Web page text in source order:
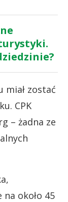
miał zostać
CPK
– żadna ze
około 45